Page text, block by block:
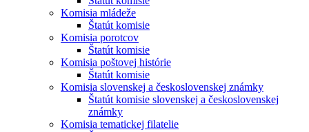
Komisia mládeže
Štatút komisie
Komisia porotcov
Štatút komisie
Komisia poštovej histórie
Štatút komisie
Komisia slovenskej a československej známky
Štatút komisie slovenskej a československej
známky
Komisia tematickej filatelie